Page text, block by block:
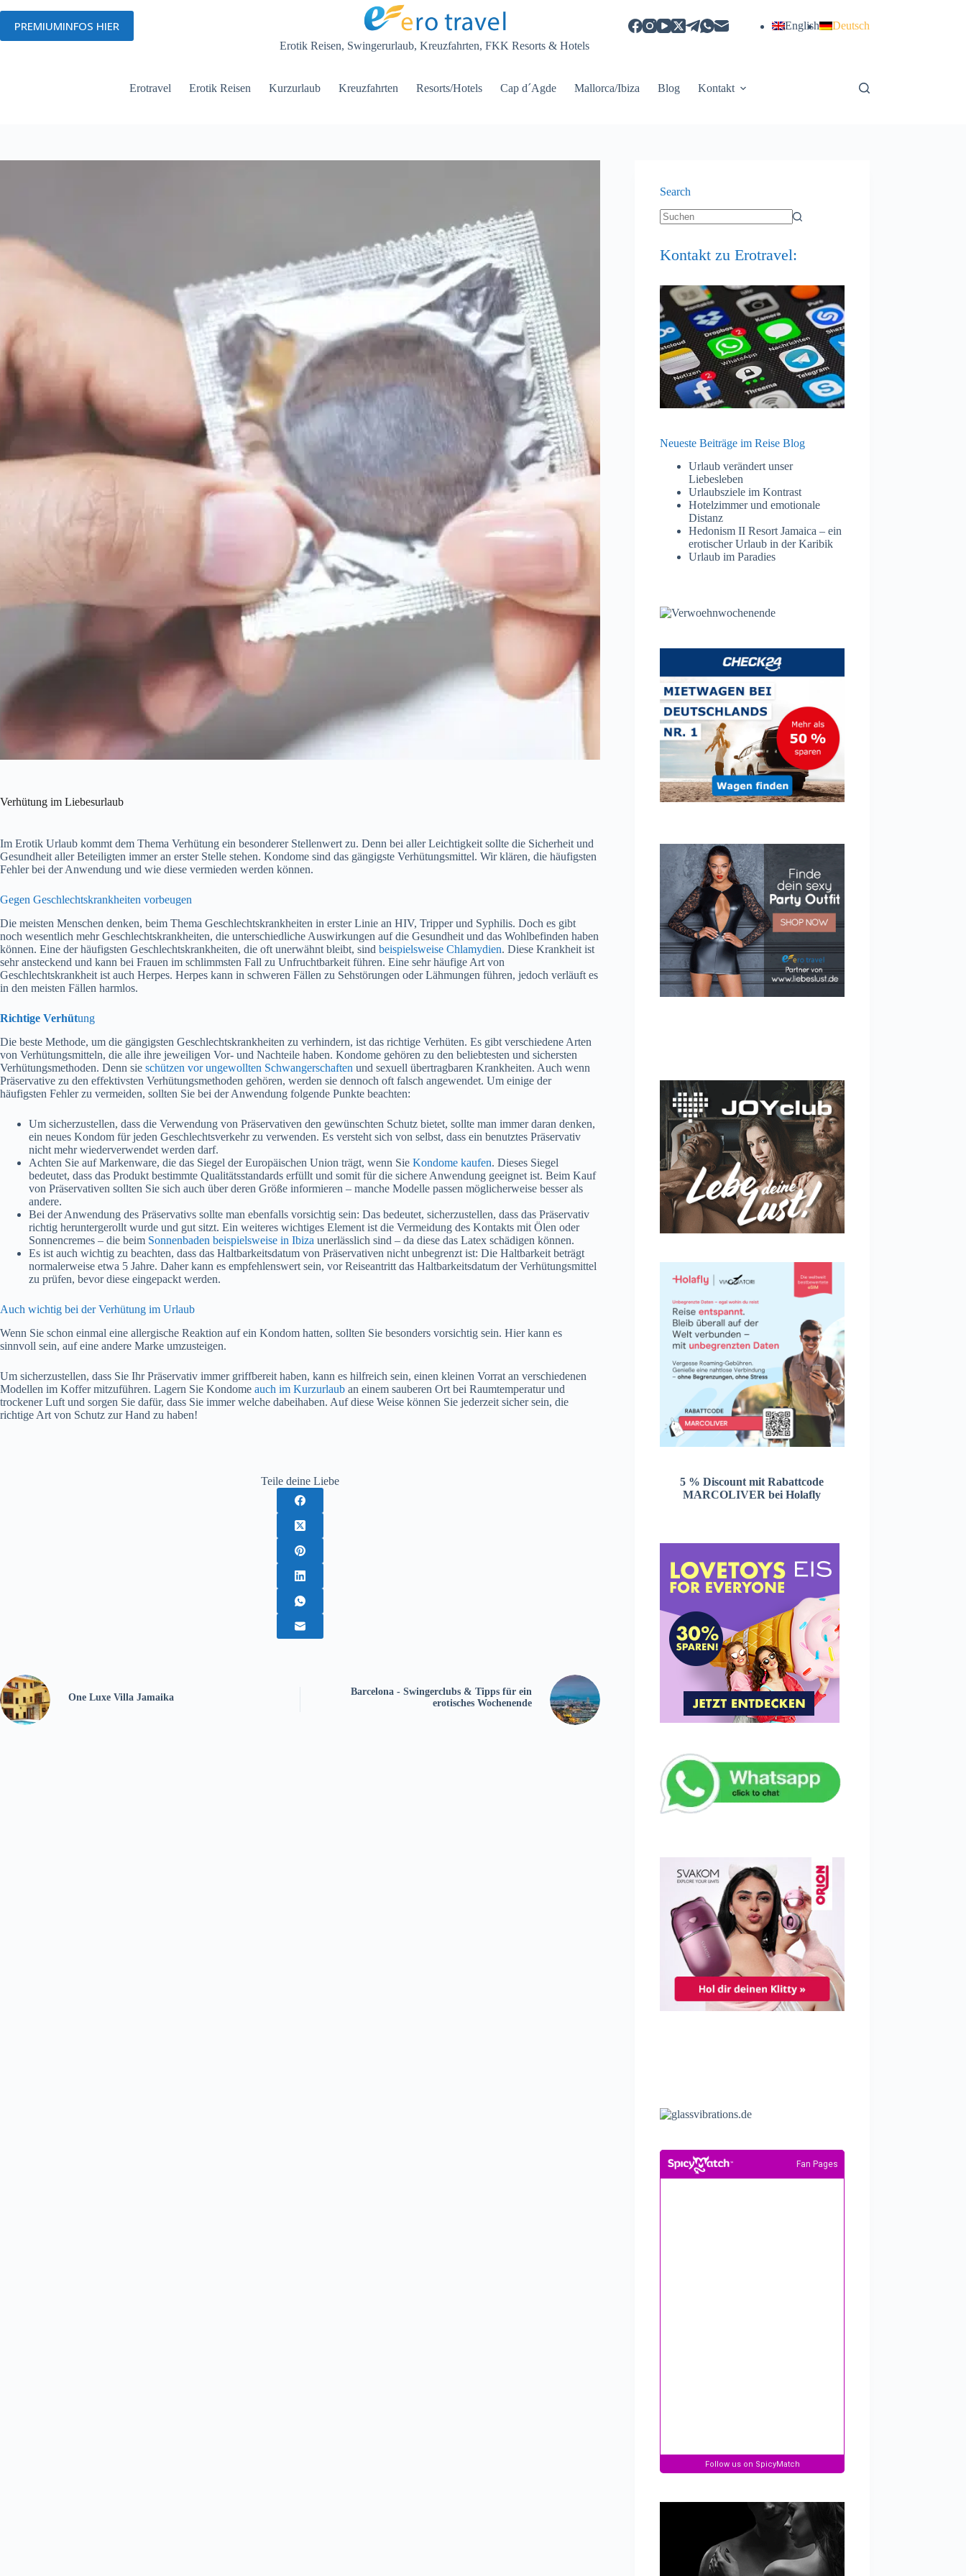
springen
PREMIUMINFOS HIER
Erotik Reisen, Swingerurlaub, Kreuzfahrten, FKK Resorts & Hotels
English Deutsch
Erotravel Erotik Reisen Kurzurlaub Kreuzfahrten Resorts/Hotels Cap d´Agde Mallorca/Ibiza Blog Kontakt
Verhütung im Liebesurlaub
Im Erotik Urlaub kommt dem Thema Verhütung ein besonderer Stellenwert zu. Denn bei aller Leichtigkeit sollte die Sicherheit und
Gesundheit aller Beteiligten immer an erster Stelle stehen. Kondome sind das gängigste Verhütungsmittel. Wir klären, die häufigsten
Fehler bei der Anwendung und wie diese vermieden werden können.
Gegen Geschlechtskrankheiten vorbeugen
Die meisten Menschen denken, beim Thema Geschlechtskrankheiten in erster Linie an HIV, Tripper und Syphilis. Doch es gibt
noch wesentlich mehr Geschlechtskrankheiten, die unterschiedliche Auswirkungen auf die Gesundheit und das Wohlbefinden haben
können. Eine der häufigsten Geschlechtskrankheiten, die oft unerwähnt bleibt, sind beispielsweise Chlamydien. Diese Krankheit ist
sehr ansteckend und kann bei Frauen im schlimmsten Fall zu Unfruchtbarkeit führen. Eine sehr häufige Art von
Geschlechtskrankheit ist auch Herpes. Herpes kann in schweren Fällen zu Sehstörungen oder Lähmungen führen, jedoch verläuft es
in den meisten Fällen harmlos.
Richtige Verhütung
Die beste Methode, um die gängigsten Geschlechtskrankheiten zu verhindern, ist das richtige Verhüten. Es gibt verschiedene Arten
von Verhütungsmitteln, die alle ihre jeweiligen Vor- und Nachteile haben. Kondome gehören zu den beliebtesten und sichersten
Verhütungsmethoden. Denn sie schützen vor ungewollten Schwangerschaften und sexuell übertragbaren Krankheiten. Auch wenn
Präservative zu den effektivsten Verhütungsmethoden gehören, werden sie dennoch oft falsch angewendet. Um einige der
häufigsten Fehler zu vermeiden, sollten Sie bei der Anwendung folgende Punkte beachten:
Um sicherzustellen, dass die Verwendung von Präservativen den gewünschten Schutz bietet, sollte man immer daran denken,
ein neues Kondom für jeden Geschlechtsverkehr zu verwenden. Es versteht sich von selbst, dass ein benutztes Präservativ
nicht mehr wiederverwendet werden darf.
Achten Sie auf Markenware, die das Siegel der Europäischen Union trägt, wenn Sie Kondome kaufen. Dieses Siegel
bedeutet, dass das Produkt bestimmte Qualitätsstandards erfüllt und somit für die sichere Anwendung geeignet ist. Beim Kauf
von Präservativen sollten Sie sich auch über deren Größe informieren – manche Modelle passen möglicherweise besser als
andere.
Bei der Anwendung des Präservativs sollte man ebenfalls vorsichtig sein: Das bedeutet, sicherzustellen, dass das Präservativ
richtig heruntergerollt wurde und gut sitzt. Ein weiteres wichtiges Element ist die Vermeidung des Kontakts mit Ölen oder
Sonnencremes – die beim Sonnenbaden beispielsweise in Ibiza unerlässlich sind – da diese das Latex schädigen können.
Es ist auch wichtig zu beachten, dass das Haltbarkeitsdatum von Präservativen nicht unbegrenzt ist: Die Haltbarkeit beträgt
normalerweise etwa 5 Jahre. Daher kann es empfehlenswert sein, vor Reiseantritt das Haltbarkeitsdatum der Verhütungsmittel
zu prüfen, bevor diese eingepackt werden.
Auch wichtig bei der Verhütung im Urlaub
Wenn Sie schon einmal eine allergische Reaktion auf ein Kondom hatten, sollten Sie besonders vorsichtig sein. Hier kann es
sinnvoll sein, auf eine andere Marke umzusteigen.
Um sicherzustellen, dass Sie Ihr Präservativ immer griffbereit haben, kann es hilfreich sein, einen kleinen Vorrat an verschiedenen
Modellen im Koffer mitzuführen. Lagern Sie Kondome auch im Kurzurlaub an einem sauberen Ort bei Raumtemperatur und
trockener Luft und sorgen Sie dafür, dass Sie immer welche dabeihaben. Auf diese Weise können Sie jederzeit sicher sein, die
richtige Art von Schutz zur Hand zu haben!
Teile deine Liebe
One Luxe Villa Jamaika
Barcelona - Swingerclubs & Tipps für ein
erotisches Wochenende
Search
Kontakt zu Erotravel:
Neueste Beiträge im Reise Blog
Urlaub verändert unser
Liebesleben
Urlaubsziele im Kontrast
Hotelzimmer und emotionale
Distanz
Hedonism II Resort Jamaica – ein
erotischer Urlaub in der Karibik
Urlaub im Paradies
5 % Discount mit Rabattcode
MARCOLIVER bei Holafly